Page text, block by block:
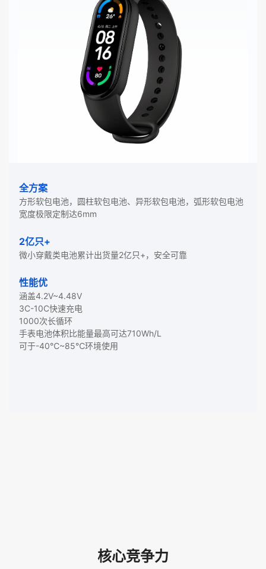
全方案
方形软包电池，圆柱软包电池、异形软包电池，弧形软包电池
宽度极限定制达6mm
2亿只+
微小穿戴类电池累计出货量2亿只+，安全可靠
性能优
涵盖4.2V~4.48V
3C-10C快速充电
1000次长循环
手表电池体积比能量最高可达710Wh/L
可于-40℃~85℃环境使用
核心竞争力